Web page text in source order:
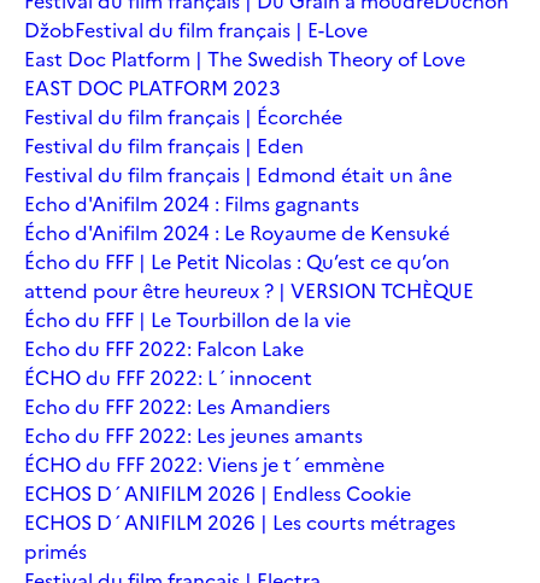
DžobFestival du film français | E-Love
East Doc Platform | The Swedish Theory of Love
EAST DOC PLATFORM 2023
Festival du film français | Écorchée
Festival du film français | Eden
Festival du film français | Edmond était un âne
Echo d'Anifilm 2024 : Films gagnants
Écho d'Anifilm 2024 : Le Royaume de Kensuké
Écho du FFF | Le Petit Nicolas : Qu’est ce qu’on
attend pour être heureux ? | VERSION TCHÈQUE
Écho du FFF | Le Tourbillon de la vie
Echo du FFF 2022: Falcon Lake
ÉCHO du FFF 2022: L´innocent
Echo du FFF 2022: Les Amandiers
Echo du FFF 2022: Les jeunes amants
ÉCHO du FFF 2022: Viens je t´emmène
ECHOS D´ANIFILM 2026 | Endless Cookie
ECHOS D´ANIFILM 2026 | Les courts métrages
primés